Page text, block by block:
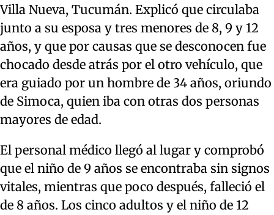
Villa Nueva, Tucumán. Explicó que circulaba
junto a su esposa y tres menores de 8, 9 y 12
años, y que por causas que se desconocen fue
chocado desde atrás por el otro vehículo, que
era guiado por un hombre de 34 años, oriundo
de Simoca, quien iba con otras dos personas
mayores de edad.
El personal médico llegó al lugar y comprobó
que el niño de 9 años se encontraba sin signos
vitales, mientras que poco después, falleció el
de 8 años. Los cinco adultos y el niño de 12